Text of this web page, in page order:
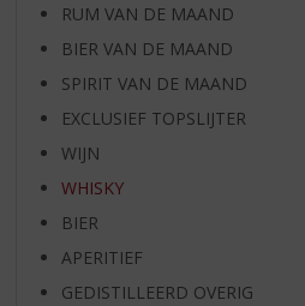
RUM VAN DE MAAND
BIER VAN DE MAAND
SPIRIT VAN DE MAAND
EXCLUSIEF TOPSLIJTER
WIJN
WHISKY
BIER
APERITIEF
GEDISTILLEERD OVERIG